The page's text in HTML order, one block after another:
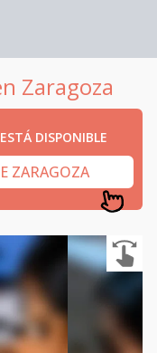
Zaragoza
DISPONIBLE
ZARAGOZA